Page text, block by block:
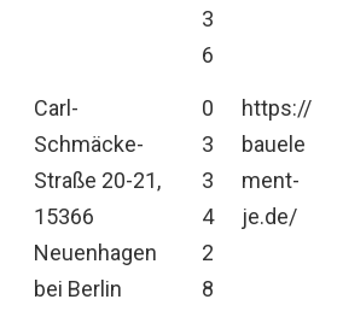
3
6
Carl-
Schmäcke-
Straße 20-21,
15366
Neuenhagen
bei Berlin
0
3
3
4
2
8
https://
bauele
ment-
je.de/